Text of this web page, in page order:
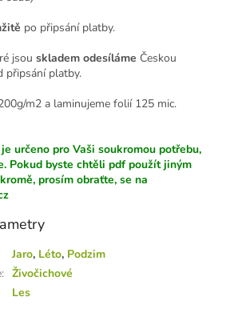
po připsání platby.
jsou skladem odesíláme Českou
připsání platby.
m2 a laminujeme folií 125 mic.
určeno pro Vaši soukromou potřebu,
Pokud byste chtěli pdf použít jiným
prosím obraťte, se na
Jaro, Léto, Podzim
: Živočichové
Les